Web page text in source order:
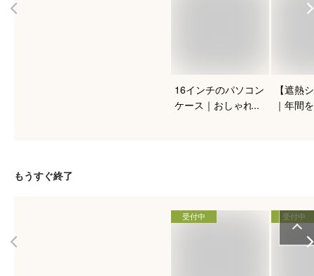
16インチのパソコン
ケース｜おしゃれな
【遮熱
｜年間
もうすぐ終了
受付中 受付中